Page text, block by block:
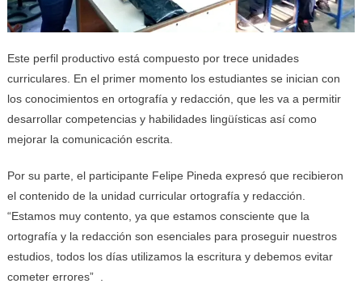
Este perfil productivo está compuesto por trece unidades
curriculares. En el primer momento los estudiantes se inician con
los conocimientos en ortografía y redacción, que les va a permitir
desarrollar competencias y habilidades lingüísticas así como
mejorar la comunicación escrita.
Por su parte, el participante Felipe Pineda expresó que recibieron
el contenido de la unidad curricular ortografía y redacción.
“Estamos muy contento, ya que estamos consciente que la
ortografía y la redacción son esenciales para proseguir nuestros
estudios, todos los días utilizamos la escritura y debemos evitar
cometer errores” .